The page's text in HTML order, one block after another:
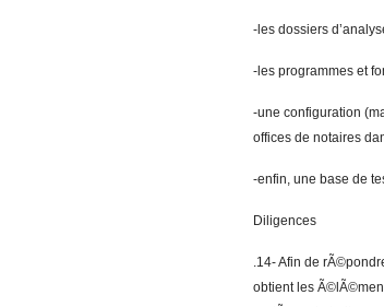
-les dossiers
-les programmes et
-une configuration
offices de notaires
-enfin, une base de
Diligences
.14- Afin de
obtient les